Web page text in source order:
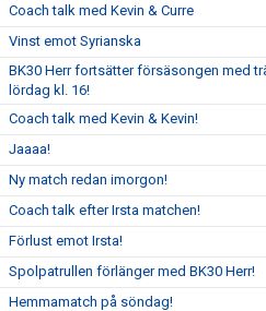
Coach talk med Kevin & Curre
Vinst emot Syrianska
BK30 Herr fortsätter försäsongen med
lördag kl. 16!
Coach talk med Kevin & Kevin!
Jaaaa!
Ny match redan imorgon!
Coach talk efter Irsta matchen!
Förlust emot Irsta!
Spolpatrullen förlänger med BK30 Herr!
Hemmamatch på söndag!